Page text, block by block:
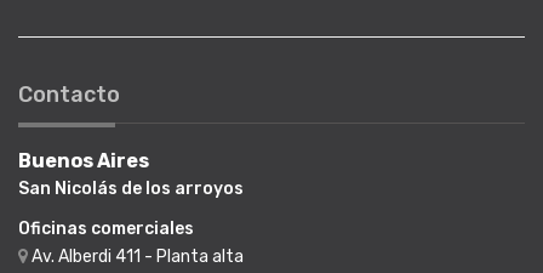
Contacto
Buenos Aires
San Nicolás de los arroyos
Oficinas comerciales
Av. Alberdi 411 - Planta alta